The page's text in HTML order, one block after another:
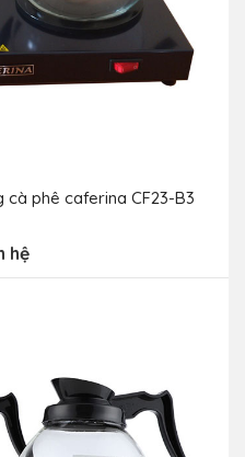
cà phê caferina CF23-B3
hệ